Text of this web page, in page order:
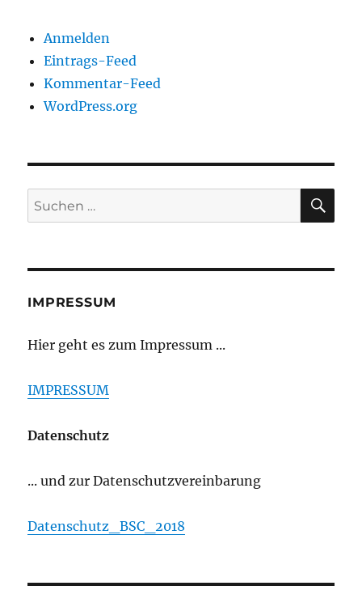
Anmelden
Eintrags-Feed
Kommentar-Feed
WordPress.org
Suchen
nach:
IMPRESSUM
Hier geht es zum Impressum ...
IMPRESSUM
Datenschutz
... und zur Datenschutzvereinbarung
Datenschutz_BSC_2018